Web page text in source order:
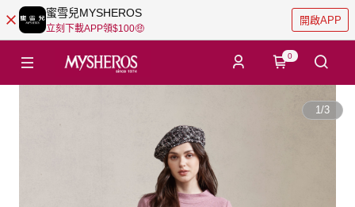
蜜雪兒MYSHEROS
立刻下載APP領$100🤑
開啟APP
0
1/3